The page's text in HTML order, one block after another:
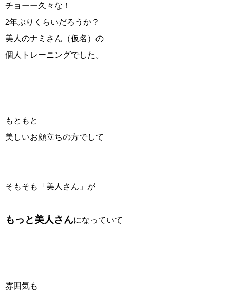
チョーー久々な！
2年ぶりくらいだろうか？
美人のナミさん（仮名）の
個人トレーニングでした。
もともと
美しいお顔立ちの方でして
そもそも「美人さん」が
もっと美人さんになっていて
雰囲気も